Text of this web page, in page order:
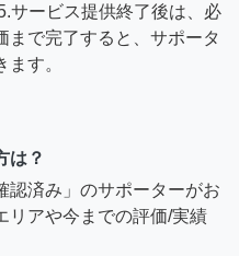
サービス提供終了後は、必
まで完了すると、サポータ
す。
は？
認済み」のサポーターがお
リアや今までの評価/実績